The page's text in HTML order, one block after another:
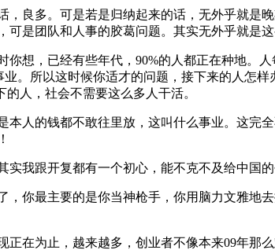
多。可是若是归纳起来的话，无外乎就是
是团队和人事的胶葛问题。其实无外乎就是
，已经有些年代，90%的人都正在种地。
。所以这时候你适才的问题，接下来的人怎
人，社会不需要这么多人干活。
的钱都不敢往里放，这叫什么事业。这完
跟开复都有一个初心，能不克不及给中国的
最主要的是你当神枪手，你用脑力文雅地
为止，越来越多，创业者不像本来09年那